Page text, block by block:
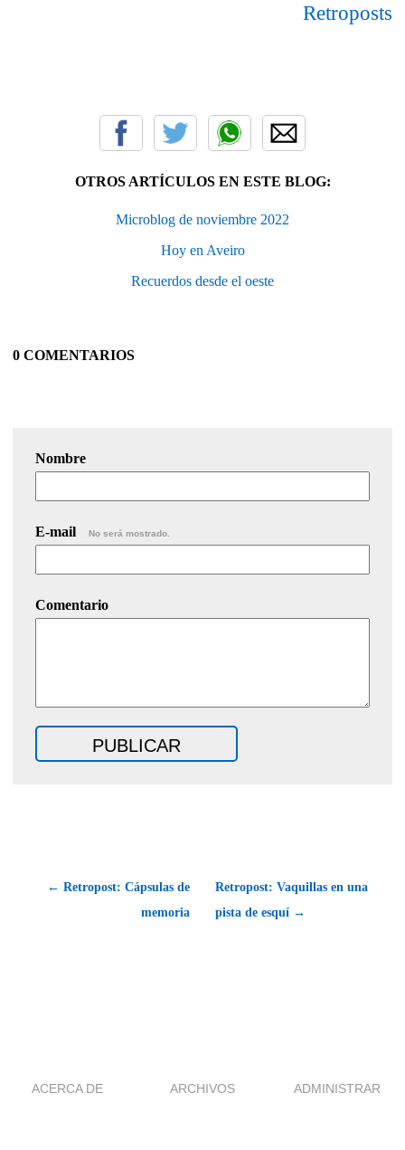
Retroposts
OTROS ARTÍCULOS EN ESTE BLOG:
Microblog de noviembre 2022
Hoy en Aveiro
Recuerdos desde el oeste
0 COMENTARIOS
Nombre
E-mail No será mostrado.
Comentario
← Retropost: Cápsulas de
memoria
Retropost: Vaquillas en una
pista de esquí →
ACERCA DE ARCHIVOS ADMINISTRAR